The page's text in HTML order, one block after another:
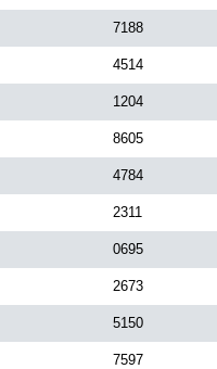
7188
4514
1204
8605
4784
2311
0695
2673
5150
7597